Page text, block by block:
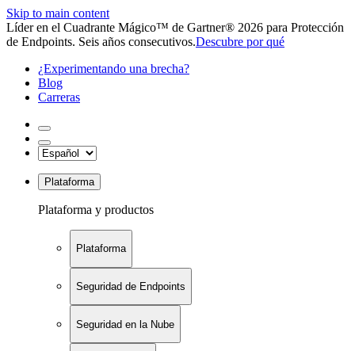
Skip to main content
Líder en el Cuadrante Mágico™ de Gartner® 2026 para Protección
de Endpoints. Seis años consecutivos.Descubre por qué
¿Experimentando una brecha?
Blog
Carreras
Plataforma
Plataforma y productos
Plataforma
Seguridad de Endpoints
Seguridad en la Nube